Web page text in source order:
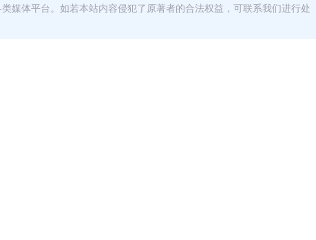
媒体平台。如若本站内容侵犯了原著者的合法权益，可联系我们进行处